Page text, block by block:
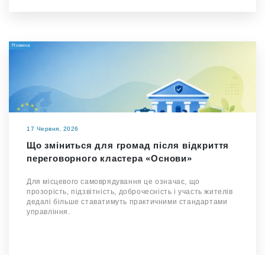
Новина
17 Червня, 2026
Що зміниться для громад після відкриття
переговорного кластера «Основи»
Для місцевого самоврядування це означає, що
прозорість, підзвітність, доброчесність і участь жителів
дедалі більше ставатимуть практичними стандартами
управління.